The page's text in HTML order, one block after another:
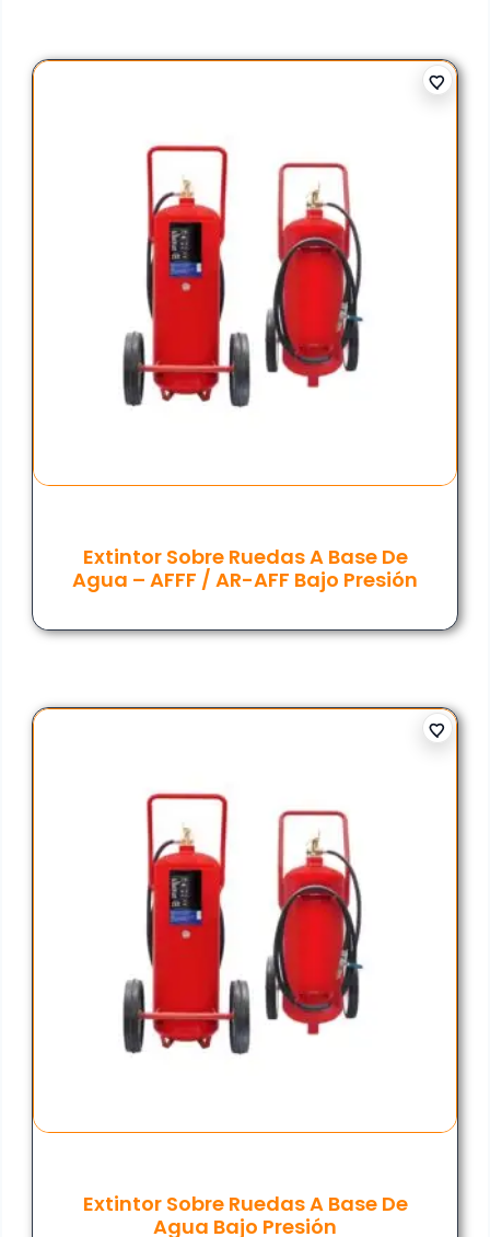
Extintor Sobre Ruedas A Base De
Agua – AFFF / AR-AFF Bajo Presión
Extintor Sobre Ruedas A Base De
Agua Bajo Presión